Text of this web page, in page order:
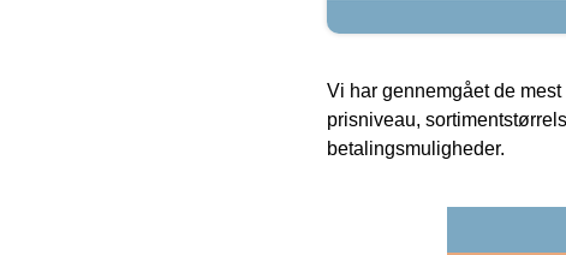
Vi har gennemgået de
prisniveau,
betalingsmuligheder.